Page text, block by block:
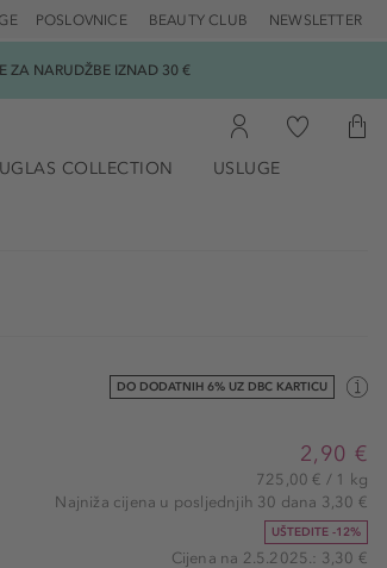
POSLOVNICE BEAUTY CLUB NEWSLETTER
ZA NARUDŽBE IZNAD 30 €
COLLECTION USLUGE
DO DODATNIH 6% UZ DBC KARTICU
2,90 €
725,00 € / 1 kg
Najniža cijena u posljednjih 30 dana 3,30 €
UŠTEDITE -12%
Cijena na 2.5.2025.: 3,30 €